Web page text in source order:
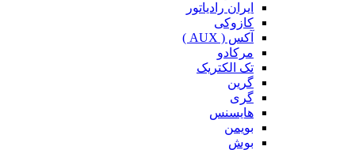
ایران رادیاتور
کازوکی
آکس ( AUX )
مرکادو
تک الکتریک
گرین
گری
هایسنس
بویمن
بوش